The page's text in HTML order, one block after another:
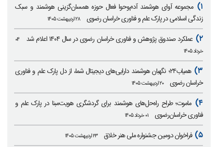
۱)
مجموعه آوای هوشمند آدم‌وحوا فعال حوزه همسان‌گزینی هوشمند و سبک
زندگی اسلامی در پارک علم و فناوری خراسان رضوی
۲۸ اردیبهشت ۱۴۰۵
۲) عملکرد صندوق پژوهش و فناوری خراسان رضوی در سال ۱۴۰۴ اعلام شد
۰۴
خرداد ۱۴۰۵
۳)
همیاب۲۴؛ نگهبان هوشمند دارایی‌های دیجیتال شما، از دل پارک علم و فناوری
خراسان رضوی
۲۰ اردیبهشت ۱۴۰۵
۴)
ماموت؛ طراح راه‌حل‌های هوشمند برای گردشگری هویت‌مبنا در پارک علم و
فناوری خراسان‌رضوی
۰۱ خرداد ۱۴۰۵
۵) فراخوان دومین جشنواره ملی هنر خلاق ۲۳ اردیبهشت ۱۴۰۵